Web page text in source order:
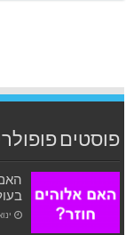
פוסטים
ינואר